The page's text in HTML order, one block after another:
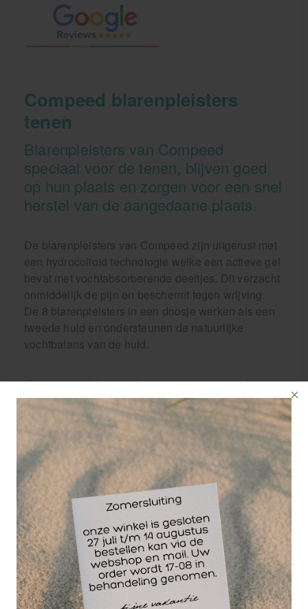
Compeed blarenpleisters
tenen
Blarenpleisters van Compeed
speciaal voor de tenen, blijven goed
op hun plaats en zorgen voor een snel
herstel van de aangedaane plaats.
De blarenpleisters van Compeed zijn uitgerust met
een hydrocolloïd technologie welke een actieve gel
bevat met vochtabsorberende deeltjes. Dit verzacht
onmiddelijk de pijn en beschermt tegen wrijving.
De 8 blarenpleisters in een doosje werken als een
tweede huid en ondersteunen de natuurlijke
vochtbalans van de huid.
Compeed blarenpleisters zijn meerdere
dagen achter elkaar te gebruiken.
Afmeting: 1,7 x 5,1 cm. / doosje á 8 pleisters
Wellicht ook interessant